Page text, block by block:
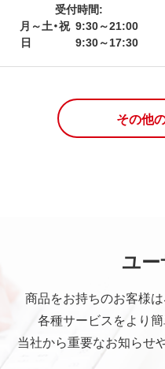
受付時間:
月～土・祝 9:30～21:00
日
9:30～17:30
その他
ユ
商品をお持ちのお客様
各種サービスをより
当社から重要なお知らせ